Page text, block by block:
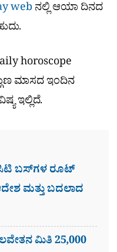
web ನಲ್ಲಿ ಆಯಾ ದಿನದ
horoscope
ಮಾಸದ ಇಂದಿನ
ಇಲ್ಲಿದೆ.
ಸಿಟಿ ಬಸ್​ಗಳ ರೂಟ್
ಮತ್ತು ಬದಲಾದ
ಮಿತಿ 25,000